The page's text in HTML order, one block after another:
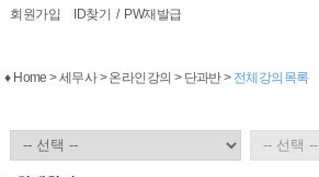
회원가입 ID찾기 / PW재발급
♦ Home > 세무사 > 온라인강의 > 단과반 > 전체강의목록